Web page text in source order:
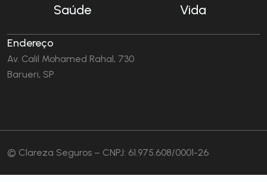
Saúde
Vida
Endereço
Av. Calil Mohamed Rahal, 730
Barueri, SP
© Clareza Seguros – CNPJ: 61.975.608/0001-26